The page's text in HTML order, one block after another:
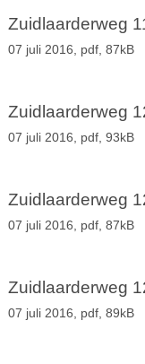
Zuidlaarderweg
07 juli 2016, pdf, 87kB
Zuidlaarderweg
07 juli 2016, pdf, 93kB
Zuidlaarderweg
07 juli 2016, pdf, 87kB
Zuidlaarderweg
07 juli 2016, pdf, 89kB